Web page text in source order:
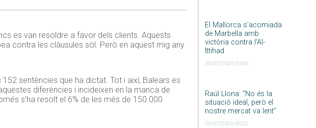
El Mallorca s’acomiada
de Marbella amb
victòria contra l’Al-
Ittihad
30/07/2026 03:56
Raúl Llona: ”No és la
situació ideal, però el
nostre mercat va lent”
29/07/2026 05:22
es van resoldre a favor dels clients. Aquests
contra les clàusules sòl. Però en aquest mig any
sentències que ha dictat. Tot i així, Balears es
diferències i incideixen en la manca de
s’ha resolt el 6% de les més de 150.000